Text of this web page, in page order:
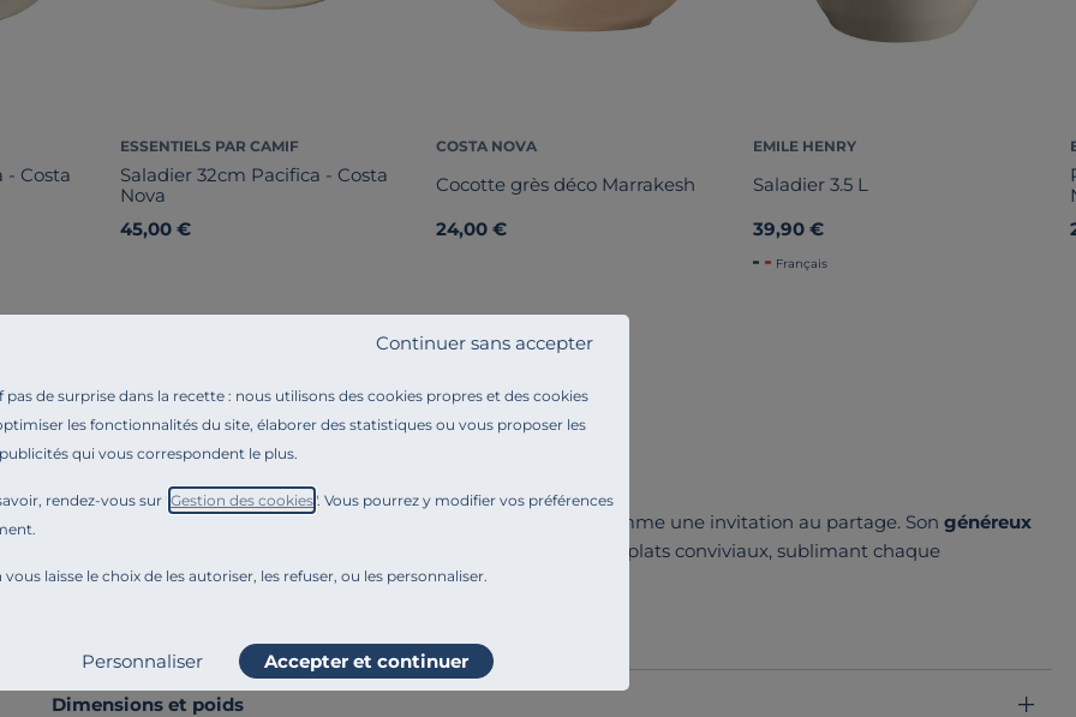
pas de surprise dans la recette : nous utilisons des cookies propres et des cookies
les fonctionnalités du site, élaborer des statistiques ou vous proposer les
qui vous correspondent le plus.
rendez-vous sur "Gestion des cookies". Vous pourrez y modifier vos préférences
vous laisse le choix de les autoriser, les refuser, ou les personnaliser.
Continuer sans accepter
Personnaliser Accepter et continuer
- Costa
ESSENTIELS PAR CAMIF
Saladier 32cm Pacifica - Costa
Nova
45,00 €
COSTA NOVA
Cocotte grès déco Marrakesh
24,00 €
EMILE HENRY
Saladier 3.5 L
39,90 €
Français
Référence : 10038821
Et si vos repas prenaient des airs de voyage ?
Le saladier Marrakesh engrès s'impose au centre de la table comme une invitation au partage. Songénéreux
accueille aussi bien de grandes salades colorées que des plats conviviaux, sublimant chaque
préparation.
Solide et pratique
, il passe au lave-vaisselle et micro ondes.
Choisissez le charme intemporel du saladier Marrakesh COSTA NOVA.
Dimensions et poids